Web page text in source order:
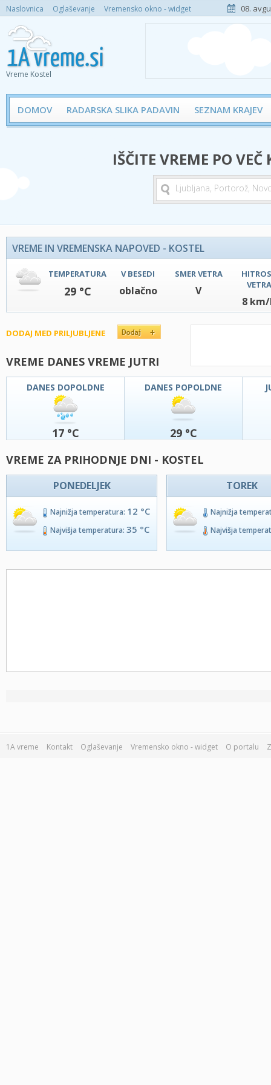
Naslovnica Oglaševanje Vremensko okno - widget 08.
Vreme Kostel
DOMOV RADARSKA SLIKA PADAVIN SEZNAM KRAJEV
IŠČITE VREME PO
VREME IN VREMENSKA NAPOVED - KOSTEL
TEMPERATURA
29 °C
V BESEDI
oblačno
SMER VETRA
V
VETRA
8
DODAJ MED PRILJUBLJENE
VREME DANES VREME JUTRI
DANES DOPOLDNE
17 °C
DANES POPOLDNE
29 °C
VREME ZA PRIHODNJE DNI - KOSTEL
PONEDELJEK
Najnižja temperatura: 12 °C
Najvišja temperatura: 35 °C
TOREK
Najnižja
Najvišja
1A vreme Kontakt Oglaševanje Vremensko okno - widget O portalu